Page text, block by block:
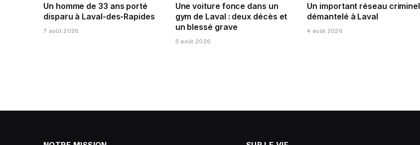
Un homme de 33 ans porté
disparu à Laval-des-Rapides
7 août 2026
Une voiture fonce dans un
gym de Laval : deux décès et
un blessé grave
5 août 2026
Un important réseau criminel
démantelé à Laval
4 août 2026